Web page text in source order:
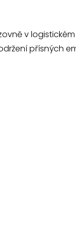
v
přísných